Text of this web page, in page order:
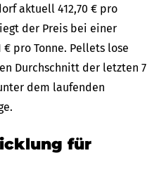
aktuell 412,70 € pro
der Preis bei einer
€ pro Tonne. Pellets lose
Durchschnitt der letzten 7
dem laufenden
für